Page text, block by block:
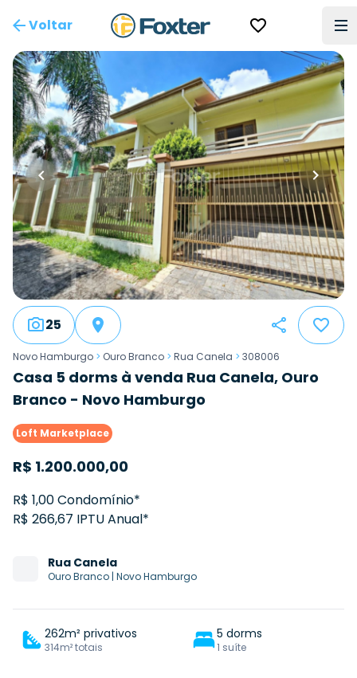
Voltar
25
Novo Hamburgo > Ouro Branco > Rua Canela > 308006
Casa 5 dorms à venda Rua Canela, Ouro
Branco - Novo Hamburgo
Loft Marketplace
R$ 1.200.000,00
R$ 1,00 Condomínio*
R$ 266,67 IPTU Anual*
Rua Canela
Ouro Branco | Novo Hamburgo
262m² privativos
314m² totais
5 dorms
1 suíte